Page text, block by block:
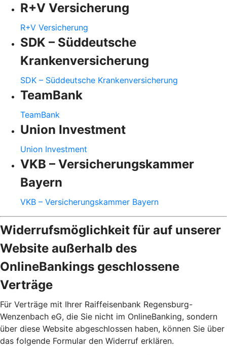
R+V Versicherung
R+V Versicherung
SDK – Süddeutsche
Krankenversicherung
SDK – Süddeutsche Krankenversicherung
TeamBank
TeamBank
Union Investment
Union Investment
VKB – Versicherungskammer
Bayern
VKB – Versicherungskammer Bayern
Widerrufsmöglichkeit für auf unserer
Website außerhalb des
OnlineBankings geschlossene
Verträge
Für Verträge mit Ihrer Raiffeisenbank Regensburg-
Wenzenbach eG, die Sie nicht im OnlineBanking, sondern
über diese Website abgeschlossen haben, können Sie über
das folgende Formular den Widerruf erklären.